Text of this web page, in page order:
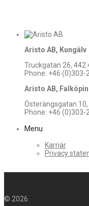
Aristo AB, Kungälv
Truckgatan 26, 442
Phone: +46 (0)303-
Aristo AB,
Österängsgatan
Phone: +46 (0)303-
Menu
Karriär
Privacy
© 2026